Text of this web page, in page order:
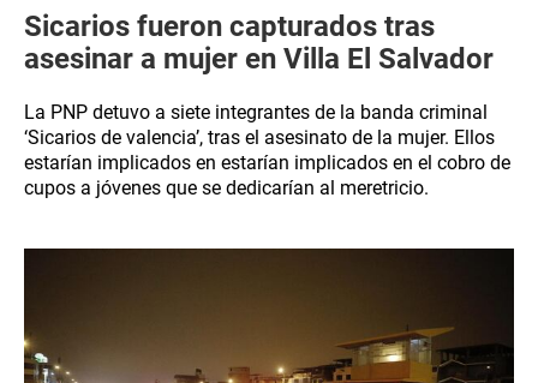
Sicarios fueron capturados tras
asesinar a mujer en Villa El Salvador
La PNP detuvo a siete integrantes de la banda criminal
‘Sicarios de valencia’, tras el asesinato de la mujer. Ellos
estarían implicados en estarían implicados en el cobro de
cupos a jóvenes que se dedicarían al meretricio.